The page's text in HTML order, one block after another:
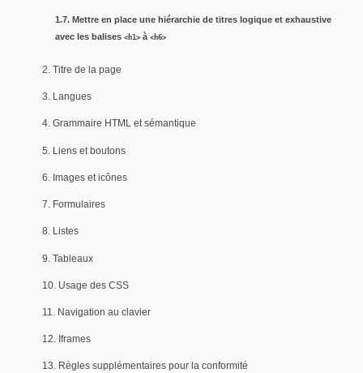
1.7. Mettre en place une hiérarchie de titres logique et exhaustive
avec les balises<h1> à<h6>
2. Titre de la page
3. Langues
4. Grammaire HTML et sémantique
5. Liens et boutons
6. Images et icônes
7. Formulaires
8. Listes
9. Tableaux
10. Usage des CSS
11. Navigation au clavier
12. Iframes
13. Règles supplémentaires pour la conformité